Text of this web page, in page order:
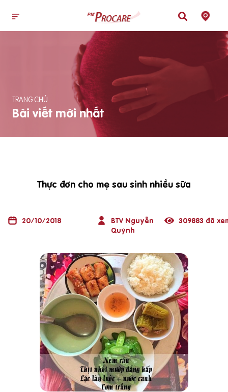
TRANG CHỦ
Bài viết mới nhất
Thực đơn cho mẹ sau sinh nhiều sữa
20/10/2018
BTV Nguyễn
Quỳnh
309883 đã